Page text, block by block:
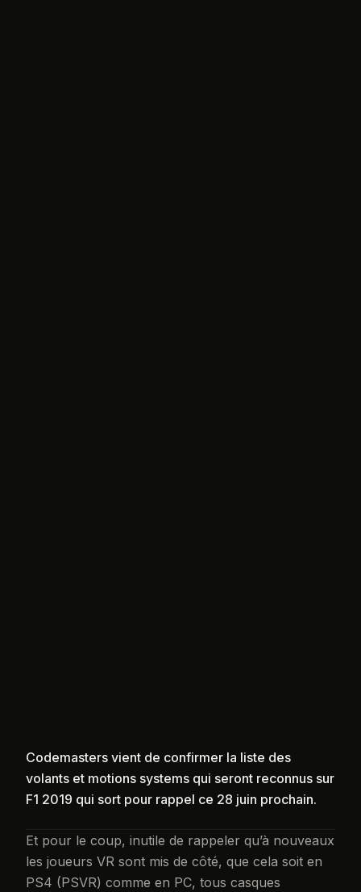
Codemasters vient de confirmer la liste des
volants et motions systems qui seront reconnus sur
F1 2019 qui sort pour rappel ce 28 juin prochain.
Et pour le coup, inutile de rappeler qu’à nouveaux
les joueurs VR sont mis de côté, que cela soit en
PS4 (PSVR) comme en PC, tous casques